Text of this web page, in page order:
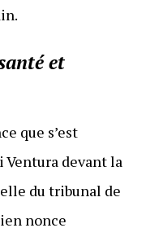
et
que s’est
Ventura devant la
du tribunal de
nonce